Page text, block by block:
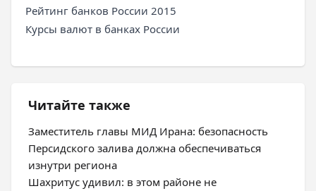
Рейтинг банков России 2015
Курсы валют в банках России
Читайте также
Заместитель главы МИД Ирана: безопасность
Персидского залива должна обеспечиваться
изнутри региона
Шахритус удивил: в этом районе не